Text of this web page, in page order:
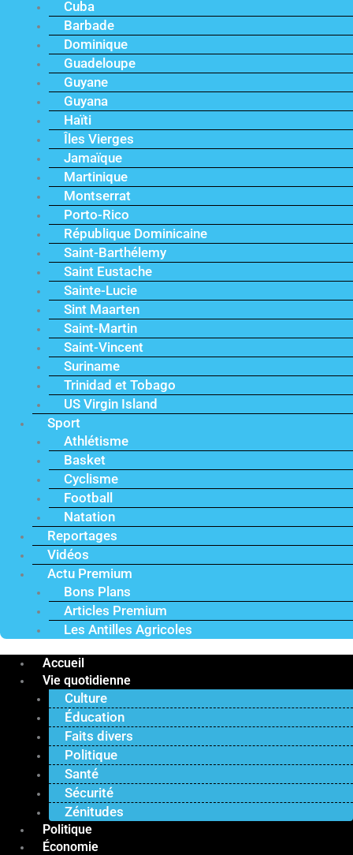
Cuba
Barbade
Dominique
Guadeloupe
Guyane
Guyana
Haïti
Îles Vierges
Jamaïque
Martinique
Montserrat
Porto-Rico
République Dominicaine
Saint-Barthélemy
Saint Eustache
Sainte-Lucie
Sint Maarten
Saint-Martin
Saint-Vincent
Suriname
Trinidad et Tobago
US Virgin Island
Sport
Athlétisme
Basket
Cyclisme
Football
Natation
Reportages
Vidéos
Actu Premium
Bons Plans
Articles Premium
Les Antilles Agricoles
Accueil
Vie quotidienne
Culture
Éducation
Faits divers
Politique
Santé
Sécurité
Zénitudes
Politique
Économie